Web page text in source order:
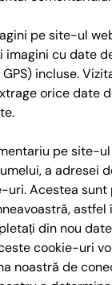
pe site-ul
imagini cu date
incluse.
orice date
pe site-
a adresei
uri. Acestea sunt
astfel
din nou
cookie-uri
noastră de